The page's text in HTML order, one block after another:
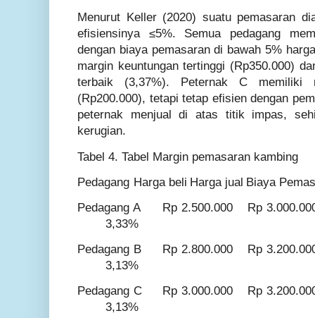
Menurut Keller (2020) suatu pemasaran
efisiensinya ≤5%. Semua pedagang
dengan biaya pemasaran di bawah 5%
margin keuntungan tertinggi (Rp350.000)
terbaik (3,37%). Peternak C memiliki
(Rp200.000), tetapi tetap efisien dengan
peternak menjual di atas titik impas,
kerugian.
Tabel 4. Tabel Margin pemasaran kambing
Pedagang Harga beli Harga jual Biaya
Pedagang A
Rp 2.500.000
Rp
3,33%
Pedagang B
Rp 2.800.000
Rp
3,13%
Pedagang C
Rp 3.000.000
Rp
3,13%